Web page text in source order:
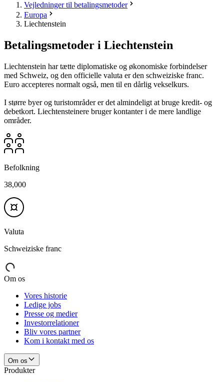
Vejledninger til betalingsmetoder
Europa
Liechtenstein
Betalingsmetoder i Liechtenstein
Liechtenstein har tætte diplomatiske og økonomiske forbindelser
med Schweiz, og den officielle valuta er den schweiziske franc.
Euro accepteres normalt også, men til en dårlig vekselkurs.
I større byer og turistområder er det almindeligt at bruge kredit- og
debetkort. Liechtensteinere bruger kontanter i de mere landlige
områder.
Befolkning
38,000
Valuta
Schweiziske franc
Om os
Vores historie
Ledige jobs
Presse og medier
Investorrelationer
Bliv vores partner
Kom i kontakt med os
Om os
Produkter